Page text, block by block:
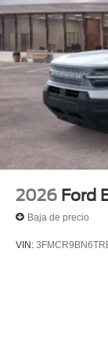
2026 Ford
Baja de precio
VIN: